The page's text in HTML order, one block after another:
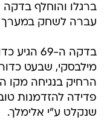
עברה לשחק במערך
בדקה ה-
הרחיק בנגיחה מקו
שנקלט ע"י אלימלך.